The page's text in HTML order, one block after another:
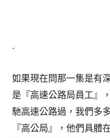
.
如果現在問那一集是有
是『高速公路局員工』
馳高速公路過，我們多
『高公局』，他們具體